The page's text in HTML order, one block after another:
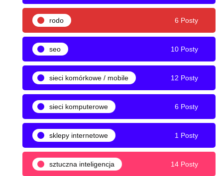
rodo 6 Posty
seo 10 Posty
sieci komórkowe / mobile 12 Posty
sieci komputerowe 6 Posty
sklepy internetowe 1 Posty
sztuczna inteligencja 14 Posty